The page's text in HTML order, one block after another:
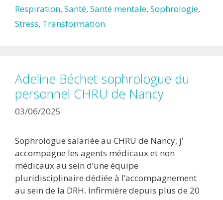
Respiration, Santé, Santé mentale, Sophrologie,
Stress, Transformation
Adeline Béchet sophrologue du
personnel CHRU de Nancy
03/06/2025
Sophrologue salariée au CHRU de Nancy, j’
accompagne les agents médicaux et non
médicaux au sein d’une équipe
pluridisciplinaire dédiée à l’accompagnement
au sein de la DRH. Infirmière depuis plus de 20